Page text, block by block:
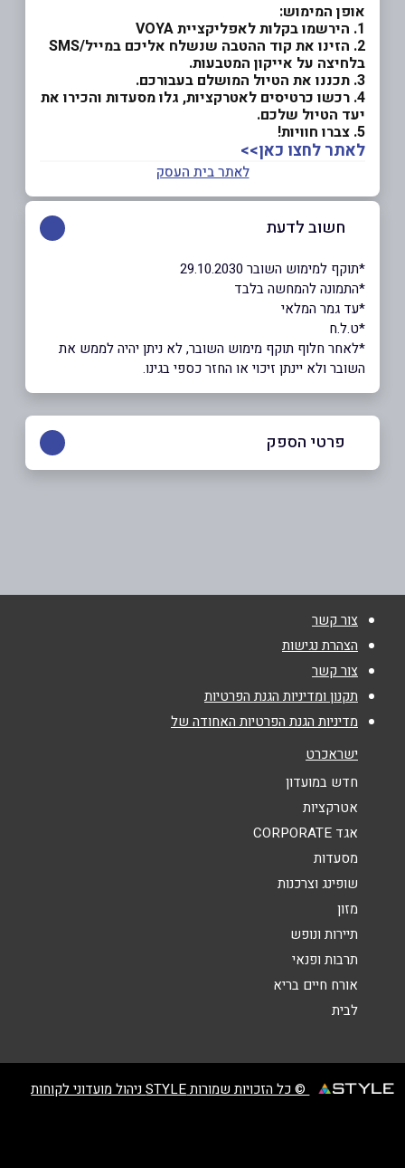
אופן המימוש:
1. הירשמו בקלות לאפליקציית VOYA
2. הזינו את קוד ההטבה שנשלח אליכם במייל/SMS
בלחיצה על אייקון המטבעות.
3. תכננו את הטיול המושלם בעבורכם.
4. רכשו כרטיסים לאטרקציות, גלו מסעדות והכירו את
יעד הטיול שלכם.
5. צברו חוויות!
לאתר לחצו כאן>>
לאתר בית העסק
חשוב לדעת
*תוקף למימוש השובר 29.10.2030
*התמונה להמחשה בלבד
*עד גמר המלאי
*ט.ל.ח
*לאחר חלוף תוקף מימוש השובר, לא ניתן יהיה לממש את
השובר ולא יינתן זיכוי או החזר כספי בגינו.
פרטי הספק
טלפון *
אימייל*
נושא*
אנא חזרו אלי בקשר ל...
הודעה*
צור קשר
הצהרת נגישות
צור קשר
תקנון ומדיניות הגנת הפרטיות
מדיניות הגנת הפרטיות האחודה של
ישראכרט
חדש במועדון
אטרקציות
אגד CORPORATE
מסעדות
שופינג וצרכנות
מזון
תיירות ונופש
תרבות ופנאי
אורח חיים בריא
לבית
© כל הזכויות שמורות STYLE ניהול מועדוני לקוחות